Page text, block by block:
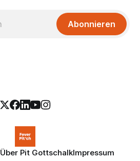
Abonnieren
Über Pit GottschalkImpressum